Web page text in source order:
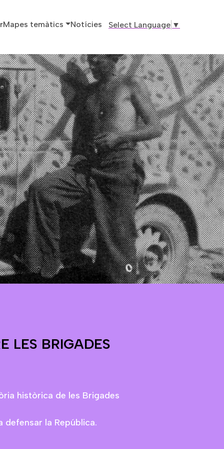
principal
Mapes temàtics Notícies Select Language ▼
LES BRIGADES
històrica de les Brigades
la República.